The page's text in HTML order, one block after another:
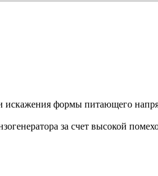
искажения формы питающего
за счет высокой